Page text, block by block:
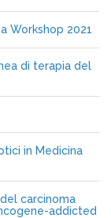
Workshop 2021
di terapia del
in Medicina
carcinoma
addicted